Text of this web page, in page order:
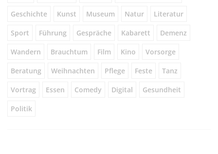
Geschichte Kunst Museum Natur Literatur
Sport Führung Gespräche Kabarett Demenz
Wandern Brauchtum Film Kino Vorsorge
Beratung Weihnachten Pflege Feste Tanz
Vortrag Essen Comedy Digital Gesundheit
Politik